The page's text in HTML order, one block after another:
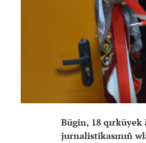
Bügin, 18 qırküyek
jurnalistikasınıñ